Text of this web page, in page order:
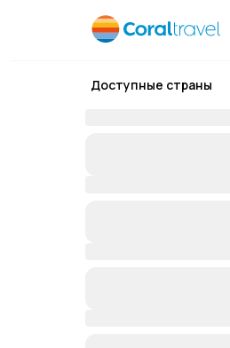
Доступные страны